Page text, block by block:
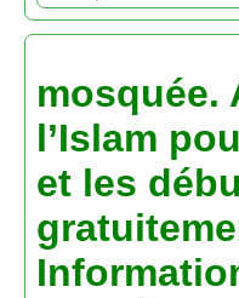
mosquée.
l’Islam
et les